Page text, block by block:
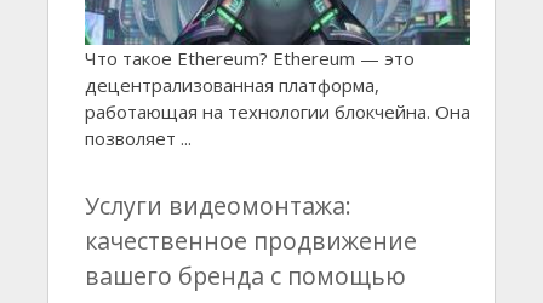
Что такое Ethereum? Ethereum — это
децентрализованная платформа,
работающая на технологии блокчейна. Она
позволяет ...
Услуги видеомонтажа:
качественное продвижение
вашего бренда с помощью